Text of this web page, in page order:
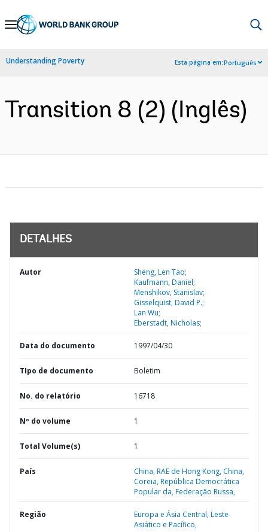
Skip
Navigation
Understanding Poverty Esta página em:Português
Transition 8 (2) (Inglês)
DETALHES
Autor
Sheng, Len Tao;
Kaufmann, Daniel;
Menshikov, Stanislav;
Gisselquist, David P.;
Lan Wu;
Eberstadt, Nicholas;
Data do documento 1997/04/30
TIpo de documento Boletim
No. do relatório 16718
Nº do volume 1
Total Volume(s) 1
País China,RAE de Hong Kong, China,
Coreia,República Democrática
Popular da,Federação Russa,
Região Europa e Ásia Central,Leste
Asiático e Pacífico,